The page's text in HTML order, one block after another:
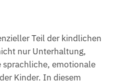
Teil der kindlichen
nur Unterhaltung,
emotionale
Kinder. In diesem